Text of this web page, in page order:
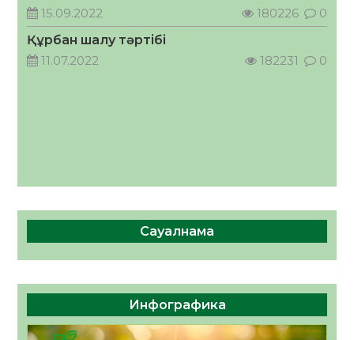
кеңесшісі болып тағайындалды
05.08.2026
39 0
15.09.2022
180226
0
Құрбан шалу тәртібі
11.07.2022
182231 0
Сауалнама
Инфографика